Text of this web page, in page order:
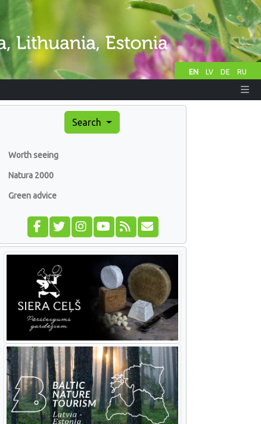
EN LV DE RU
Search
Worth seeing
Natura 2000
Green advice